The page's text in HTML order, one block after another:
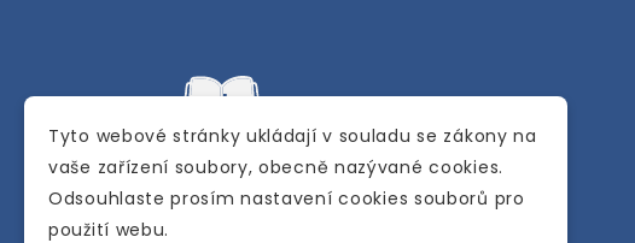
Internetové a kamenné knihkupectví se
Tyto webové stránky ukládají v souladu se zákony na
vaše zařízení soubory, obecně nazývané cookies.
Odsouhlaste prosím nastavení cookies souborů pro
použití webu.